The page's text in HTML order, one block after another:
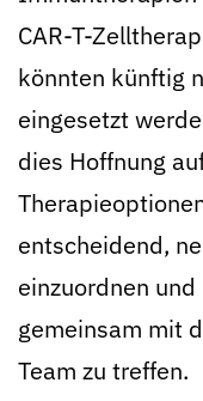
CAR-T-
könnten künftig
eingesetzt
dies Hoffnung
entscheidend,
einzuordnen
gemeinsam mit
Team zu treffen.